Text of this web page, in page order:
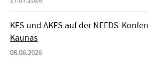
KFS und AKFS auf der NEEDS-
Kaunas
08.06.2026